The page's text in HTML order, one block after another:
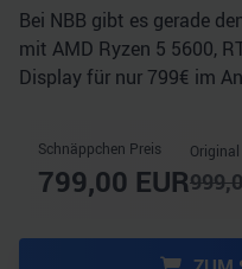
Bei NBB gibt es gerade
mit AMD Ryzen 5 5600,
Display für nur 799€ im
Schnäppchen Preis
799,00 EUR